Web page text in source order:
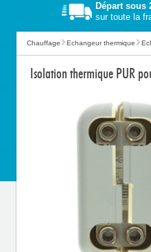
Départ sous
sur toute la
Chauffage Echangeur thermique
Isolation thermique PUR